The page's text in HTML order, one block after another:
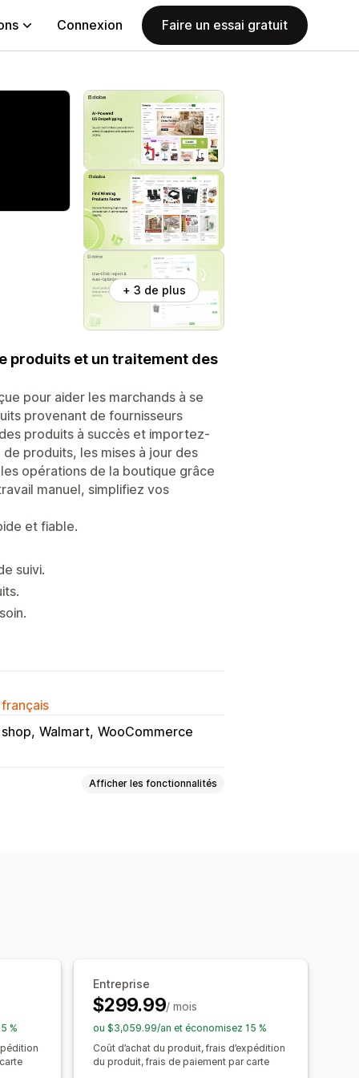
Connexion Faire un essai gratuit
+ 3 de plus
produits et un traitement des
pour aider les marchands à se
provenant de fournisseurs
produits à succès et importez-
produits, les mises à jour des
opérations de la boutique grâce
manuel, simplifiez vos
et fiable.
suivi.
Walmart WooCommerce
Afficher les fonctionnalités
%
Entreprise
$299.99/ mois
ou $3,059.99/an et économisez 15 %
Coût d’achat du produit, frais d’expédition
du produit, frais de paiement par carte